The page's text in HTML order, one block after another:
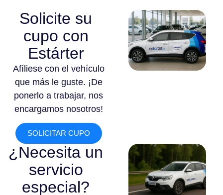
Solicite su
cupo con
Estárter
Afíliese con el vehículo
que más le guste. ¡De
ponerlo a trabajar, nos
encargamos nosotros!
SOLICITAR CUPO
¿Necesita un
servicio
especial?